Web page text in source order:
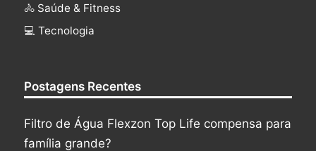
🚴 Saúde & Fitness
‍💻 Tecnologia
Postagens Recentes
Filtro de Água Flexzon Top Life compensa para
família grande?